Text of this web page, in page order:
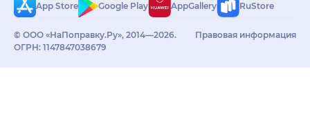
App Store Google Play AppGallery RuStore
© ООО «НаПоправку.Ру», 2014—2026.
ОГРН: 1147847038679
Правовая информация